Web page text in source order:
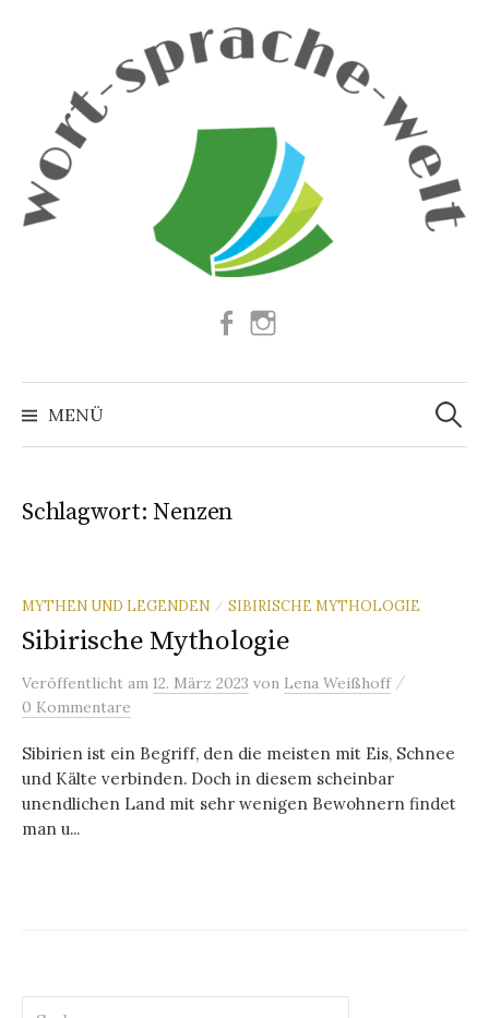
Facebook
MENÜ
Suchen
nach:
Schlagwort: Nenzen
MYTHEN UND LEGENDEN / SIBIRISCHE MYTHOLOGIE
Sibirische Mythologie
Veröffentlicht am 12. März 2023 von Lena Weißhoff /
0 Kommentare
Sibirien ist ein Begriff, den die meisten mit Eis, Schnee
und Kälte verbinden. Doch in diesem scheinbar
unendlichen Land mit sehr wenigen Bewohnern findet
man u...